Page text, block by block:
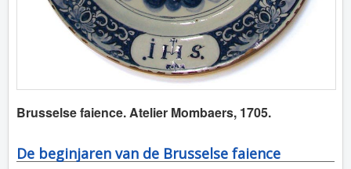
Brusselse faience. Atelier Mombaers, 1705.
De beginjaren van de Brusselse faience